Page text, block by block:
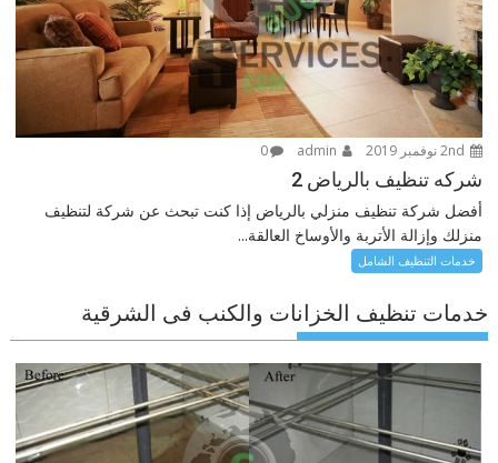
0
شركه تنظيف بالرياض 2
أفضل شركة تنظيف منزلي بالرياض إذا كنت تبحث عن شركة لتنظيف
منزلك وإزالة الأتربة والأوساخ العالقة...
خدمات التنظيف الشامل
خدمات تنظيف الخزانات والكنب فى الشرقية